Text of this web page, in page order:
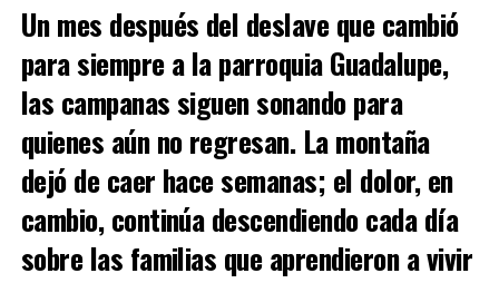
Un mes después del deslave que cambió
para siempre a la parroquia Guadalupe,
las campanas siguen sonando para
quienes aún no regresan. La montaña
dejó de caer hace semanas; el dolor, en
cambio, continúa descendiendo cada día
sobre las familias que aprendieron a vivir